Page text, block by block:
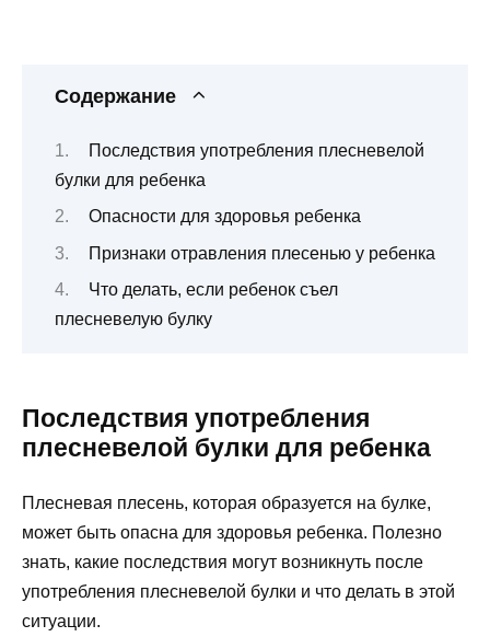
Содержание
Последствия употребления плесневелой
булки для ребенка
Опасности для здоровья ребенка
Признаки отравления плесенью у ребенка
Что делать, если ребенок съел
плесневелую булку
Последствия употребления
плесневелой булки для ребенка
Плесневая плесень, которая образуется на булке,
может быть опасна для здоровья ребенка. Полезно
знать, какие последствия могут возникнуть после
употребления плесневелой булки и что делать в этой
ситуации.